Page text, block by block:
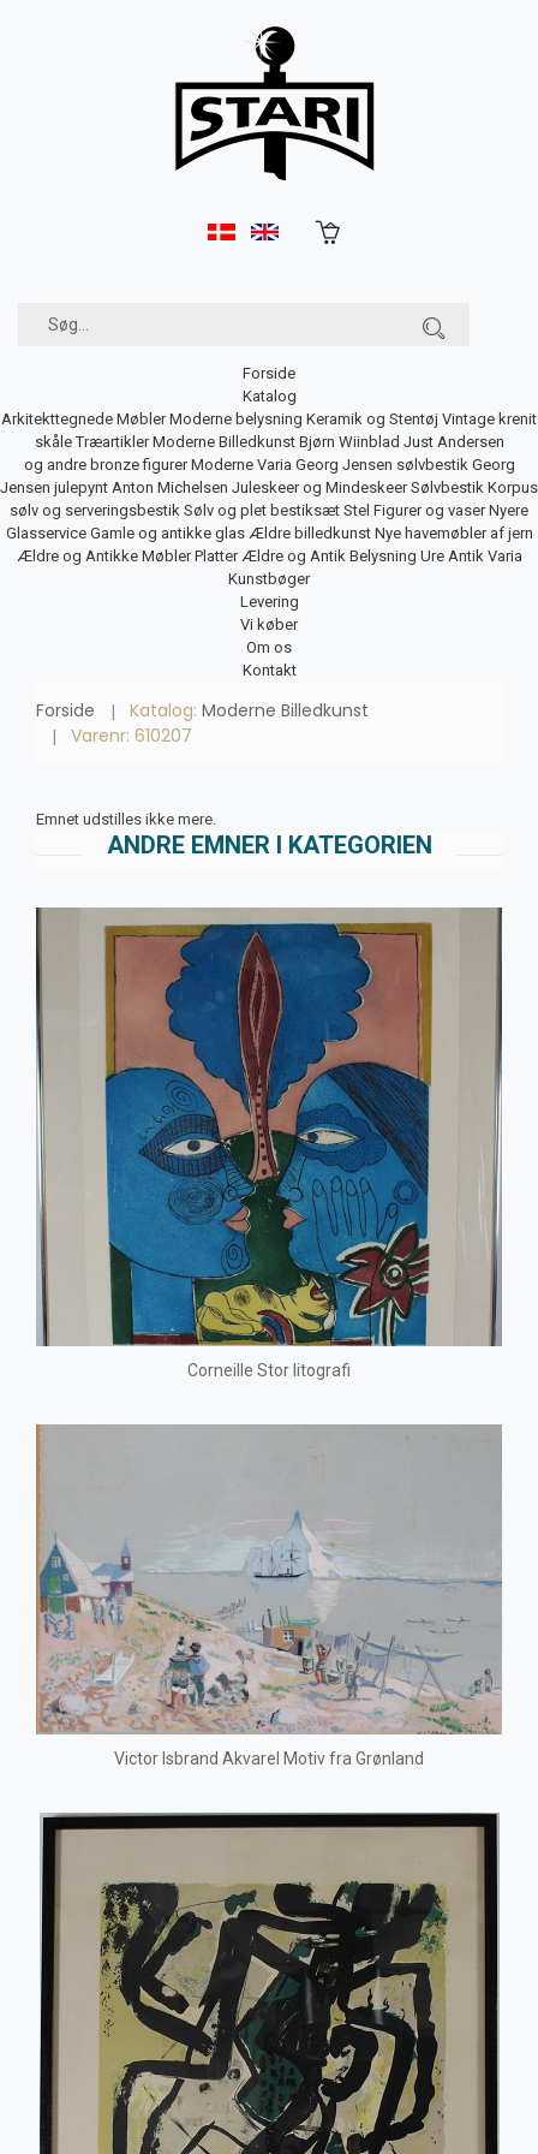
Forside
Katalog
Arkitekttegnede Møbler Moderne belysning Keramik og Stentøj Vintage krenit
skåle Træartikler Moderne Billedkunst Bjørn Wiinblad Just Andersen
og andre bronze figurer Moderne Varia Georg Jensen sølvbestik Georg
Jensen julepynt Anton Michelsen Juleskeer og Mindeskeer Sølvbestik Korpus
sølv og serveringsbestik Sølv og plet bestiksæt Stel Figurer og vaser Nyere
Glasservice Gamle og antikke glas Ældre billedkunst Nye havemøbler af jern
Ældre og Antikke Møbler Platter Ældre og Antik Belysning Ure Antik Varia
Kunstbøger
Levering
Vi køber
Om os
Kontakt
Forside Katalog: Moderne Billedkunst
Varenr: 610207
Emnet udstilles ikke mere.
ANDRE EMNER I KATEGORIEN
Corneille Stor litografi
Victor Isbrand Akvarel Motiv fra Grønland